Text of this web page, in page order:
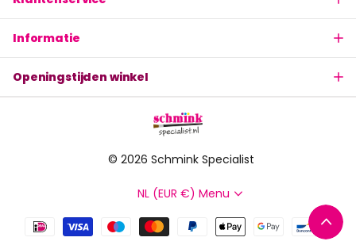
Informatie
Openingstijden winkel
© 2026 Schmink Specialist
NL (EUR €) Menu